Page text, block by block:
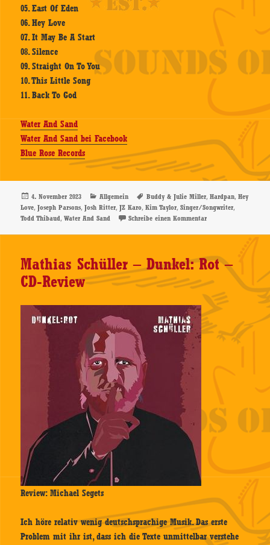
05. East Of Eden
06. Hey Love
07. It May Be A Start
08. Silence
09. Straight On To You
10. This Little Song
11. Back To God
Water And Sand
Water And Sand bei Facebook
Blue Rose Records
Veröffentlicht
am
4. November 2023 Kategorien
Allgemein Schlagwörter
Buddy & Julie Miller,Hardpan,Hey
Love,Joseph Parsons,Josh Ritter,JZ Karo,Kim Taylor,Singer/Songwriter,
Todd Thibaud,Water And Sand Schreibe einen Kommentarzu Water And Sand –
Mathias Schüller – Dunkel: Rot –
CD-Review
Review: Michael Segets
Ich höre relativ wenig deutschsprachige Musik. Das erste
Problem mit ihr ist, dass ich die Texte unmittelbar verstehe